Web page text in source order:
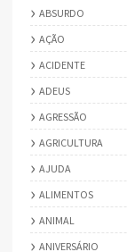
ABSURDO
AÇÃO
ACIDENTE
ADEUS
AGRESSÃO
AGRICULTURA
AJUDA
ALIMENTOS
ANIMAL
ANIVERSÁRIO